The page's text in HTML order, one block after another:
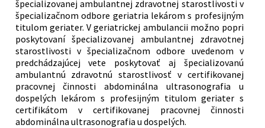
špecializovanej ambulantnej zdravotnej starostlivosti v
špecializačnom odbore geriatria lekárom s profesijným
titulom geriater. V geriatrickej ambulancii možno popri
poskytovaní špecializovanej ambulantnej zdravotnej
starostlivosti v špecializačnom odbore uvedenom v
predchádzajúcej vete poskytovať aj špecializovanú
ambulantnú zdravotnú starostlivosť v certifikovanej
pracovnej činnosti abdominálna ultrasonografia u
dospelých lekárom s profesijným titulom geriater s
certifikátom v certifikovanej pracovnej činnosti
abdominálna ultrasonografia u dospelých.